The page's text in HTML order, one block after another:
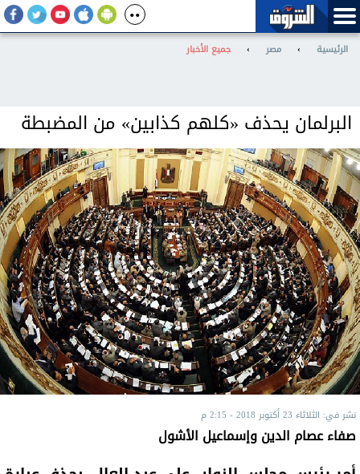
الرئيسية › مصر › جميع الأخبار
البرلمان يحذف «كلهم كذابين» من المضبطة
نشر في: الثلاثاء 23 أكتوبر 2018 - 2:15 م
صفاء عصام الدين وإسماعيل الأشول